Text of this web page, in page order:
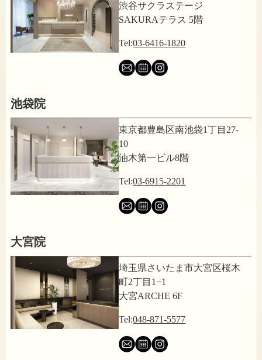
渋谷サクラステージ
SAKURAテラス 5階
Tel:03-6416-1820
池袋院
東京都豊島区南池袋1丁目27-
10
油木第一ビル8階
Tel:03-6915-2201
大宮院
埼玉県さいたま市大宮区桜木
町2丁目1−1
大宮ARCHE 6F
Tel:048-871-5577